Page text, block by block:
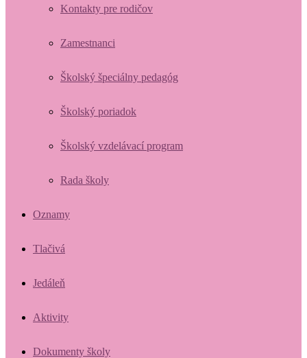
Kontakty pre rodičov
Zamestnanci
Školský špeciálny pedagóg
Školský poriadok
Školský vzdelávací program
Rada školy
Oznamy
Tlačivá
Jedáleň
Aktivity
Dokumenty školy